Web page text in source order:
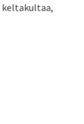
keltakultaa,